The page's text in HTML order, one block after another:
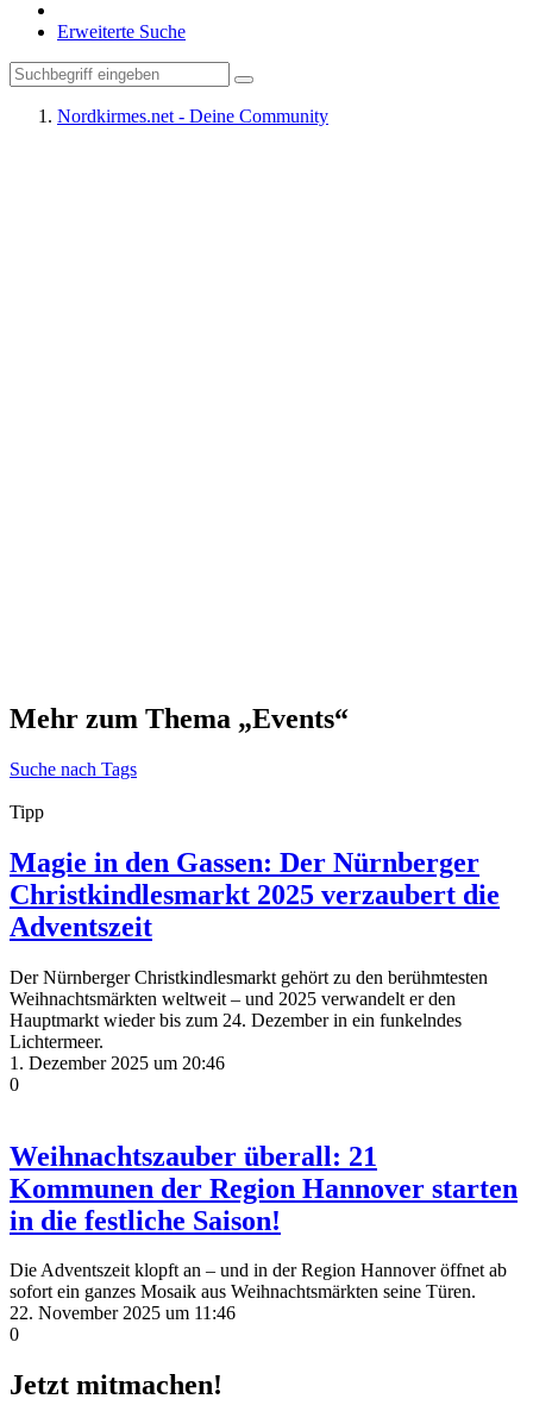
Erweiterte Suche
Nordkirmes.net - Deine Community
Mehr zum Thema „Events“
Suche nach Tags
Tipp
Magie in den Gassen: Der Nürnberger
Christkindlesmarkt 2025 verzaubert die
Adventszeit
Der Nürnberger Christkindlesmarkt gehört zu den berühmtesten
Weihnachtsmärkten weltweit – und 2025 verwandelt er den
Hauptmarkt wieder bis zum 24. Dezember in ein funkelndes
Lichtermeer.
1. Dezember 2025 um 20:46
0
Weihnachtszauber überall: 21
Kommunen der Region Hannover starten
in die festliche Saison!
Die Adventszeit klopft an – und in der Region Hannover öffnet ab
sofort ein ganzes Mosaik aus Weihnachtsmärkten seine Türen.
22. November 2025 um 11:46
0
Jetzt mitmachen!